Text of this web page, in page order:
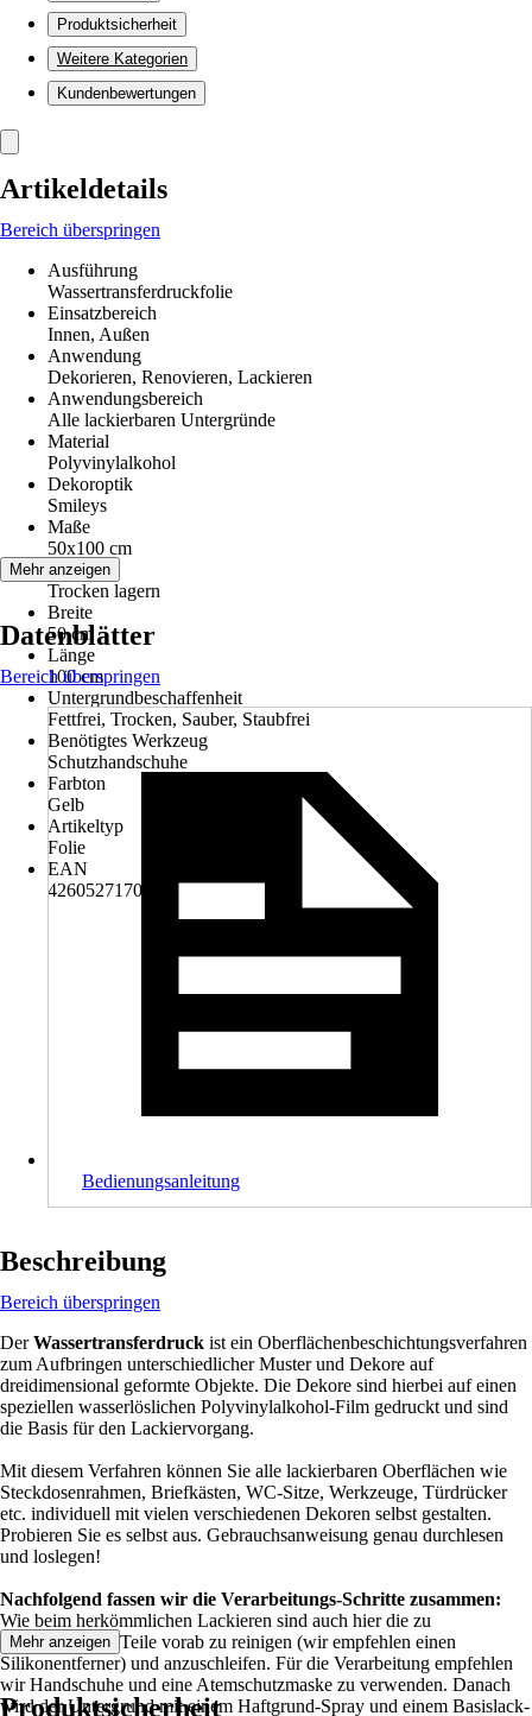
Produktsicherheit
Weitere Kategorien
Kundenbewertungen
Artikeldetails
Bereich überspringen
Ausführung
Wassertransferdruckfolie
Einsatzbereich
Innen, Außen
Anwendung
Dekorieren, Renovieren, Lackieren
Anwendungsbereich
Alle lackierbaren Untergründe
Material
Polyvinylalkohol
Dekoroptik
Smileys
Maße
50x100 cm
Hinweis
Trocken lagern
Breite
50 cm
Länge
100 cm
Untergrundbeschaffenheit
Fettfrei, Trocken, Sauber, Staubfrei
Benötigtes Werkzeug
Schutzhandschuhe
Farbton
Gelb
Artikeltyp
Folie
EAN
4260527170280
Mehr anzeigen
Datenblätter
Bereich überspringen
Bedienungsanleitung
Beschreibung
Bereich überspringen
DerWassertransferdruck ist ein Oberflächenbeschichtungsverfahren
zum Aufbringen unterschiedlicher Muster und Dekore auf
dreidimensional geformte Objekte. Die Dekore sind hierbei auf einen
speziellen wasserlöslichen Polyvinylalkohol-Film gedruckt und sind
die Basis für den Lackiervorgang.
Mit diesem Verfahren können Sie alle lackierbaren Oberflächen wie
Steckdosenrahmen, Briefkästen, WC-Sitze, Werkzeuge, Türdrücker
etc. individuell mit vielen verschiedenen Dekoren selbst gestalten.
Probieren Sie es selbst aus. Gebrauchsanweisung genau durchlesen
und loslegen!
Nachfolgend fassen wir die Verarbeitungs-Schritte zusammen:
Wie beim herkömmlichen Lackieren sind auch hier die zu
beschichtenden Teile vorab zu reinigen (wir empfehlen einen
Silikonentferner) und anzuschleifen. Für die Verarbeitung empfehlen
wir Handschuhe und eine Atemschutzmaske zu verwenden. Danach
wird der Untergrund mit einem Haftgrund-Spray und einem Basislack-
Mehr anzeigen
Produktsicherheit